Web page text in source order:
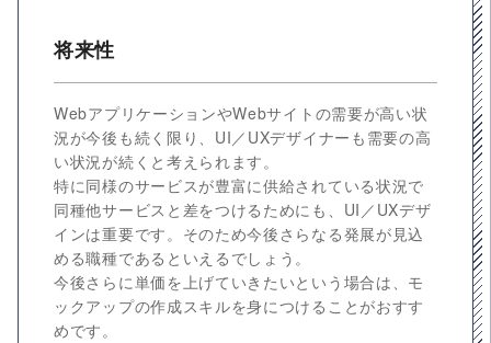
将来性
WebアプリケーションやWebサイトの需要が高い状
況が今後も続く限り、UI／UXデザイナーも需要の高
い状況が続くと考えられます。
特に同様のサービスが豊富に供給されている状況で
同種他サービスと差をつけるためにも、UI／UXデザ
インは重要です。そのため今後さらなる発展が見込
める職種であるといえるでしょう。
今後さらに単価を上げていきたいという場合は、モ
ックアップの作成スキルを身につけることがおすす
めです。